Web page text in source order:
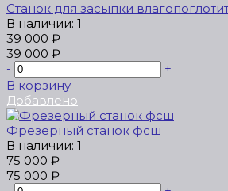
Станок для засыпки
В наличии: 1
39 000 ₽
39 000 ₽
-
+
В корзину
Добавлено
Фрезерный станок фсш
В наличии: 1
75 000 ₽
75 000 ₽